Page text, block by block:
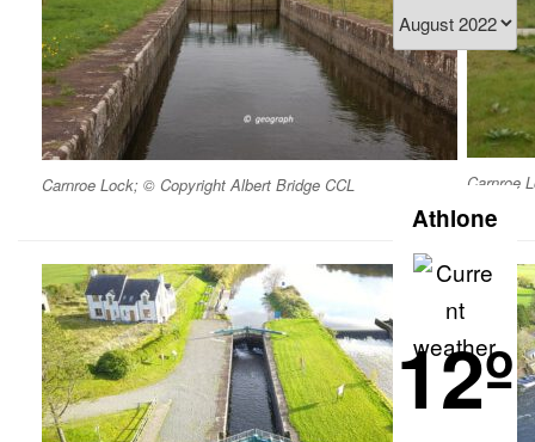
Carnroe Lock; © Copyright Albert Bridge CCL Carnroe
Blog
Archiv
Athlone
12º